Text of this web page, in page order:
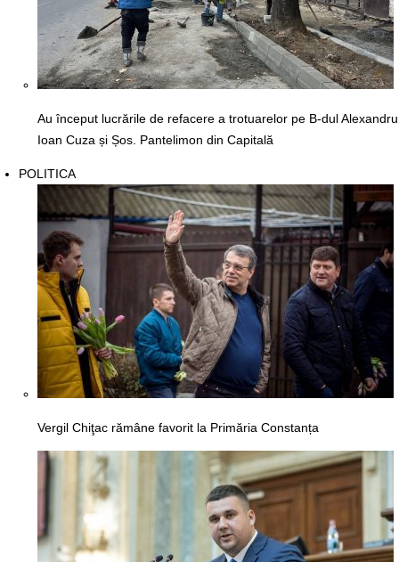
Au început lucrările de refacere a trotuarelor pe B-dul Alexandru
Ioan Cuza și Șos. Pantelimon din Capitală
POLITICA
Vergil Chiţac rămâne favorit la Primăria Constanța